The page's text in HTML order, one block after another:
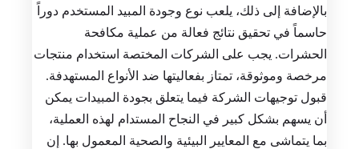
بالإضافة إلى ذلك، يلعب نوع وجودة المبيد المستخدم دوراً
حاسماً في تحقيق نتائج فعالة من عملية مكافحة
الحشرات. يجب على الشركات المختصة استخدام منتجات
مرخصة وموثوقة، تمتاز بفعاليتها ضد الأنواع المستهدفة.
قبول توجيهات الشركة فيما يتعلق بجودة المبيدات يمكن
أن يسهم بشكل كبير في النجاح المستدام لهذه العملية،
بما يتماشى مع المعايير البيئية والصحية المعمول بها. إن